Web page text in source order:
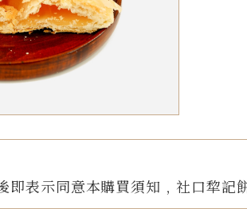
即表示同意本購買須知﹐社口犂